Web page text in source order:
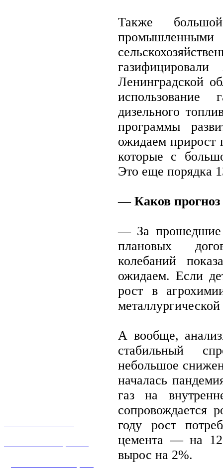
Также
Ленинградской
использование
дизельного
программы
ожидаем прирост
которые с
Это еще порядка
— Каков прогноз
— За прошедшие
плановых
колебаний
ожидаем. Если
рост в
А вообще,
стабильный
небольшое
началась
газ на
сопровождается
году рост
цемента — на
вырос на 2%.